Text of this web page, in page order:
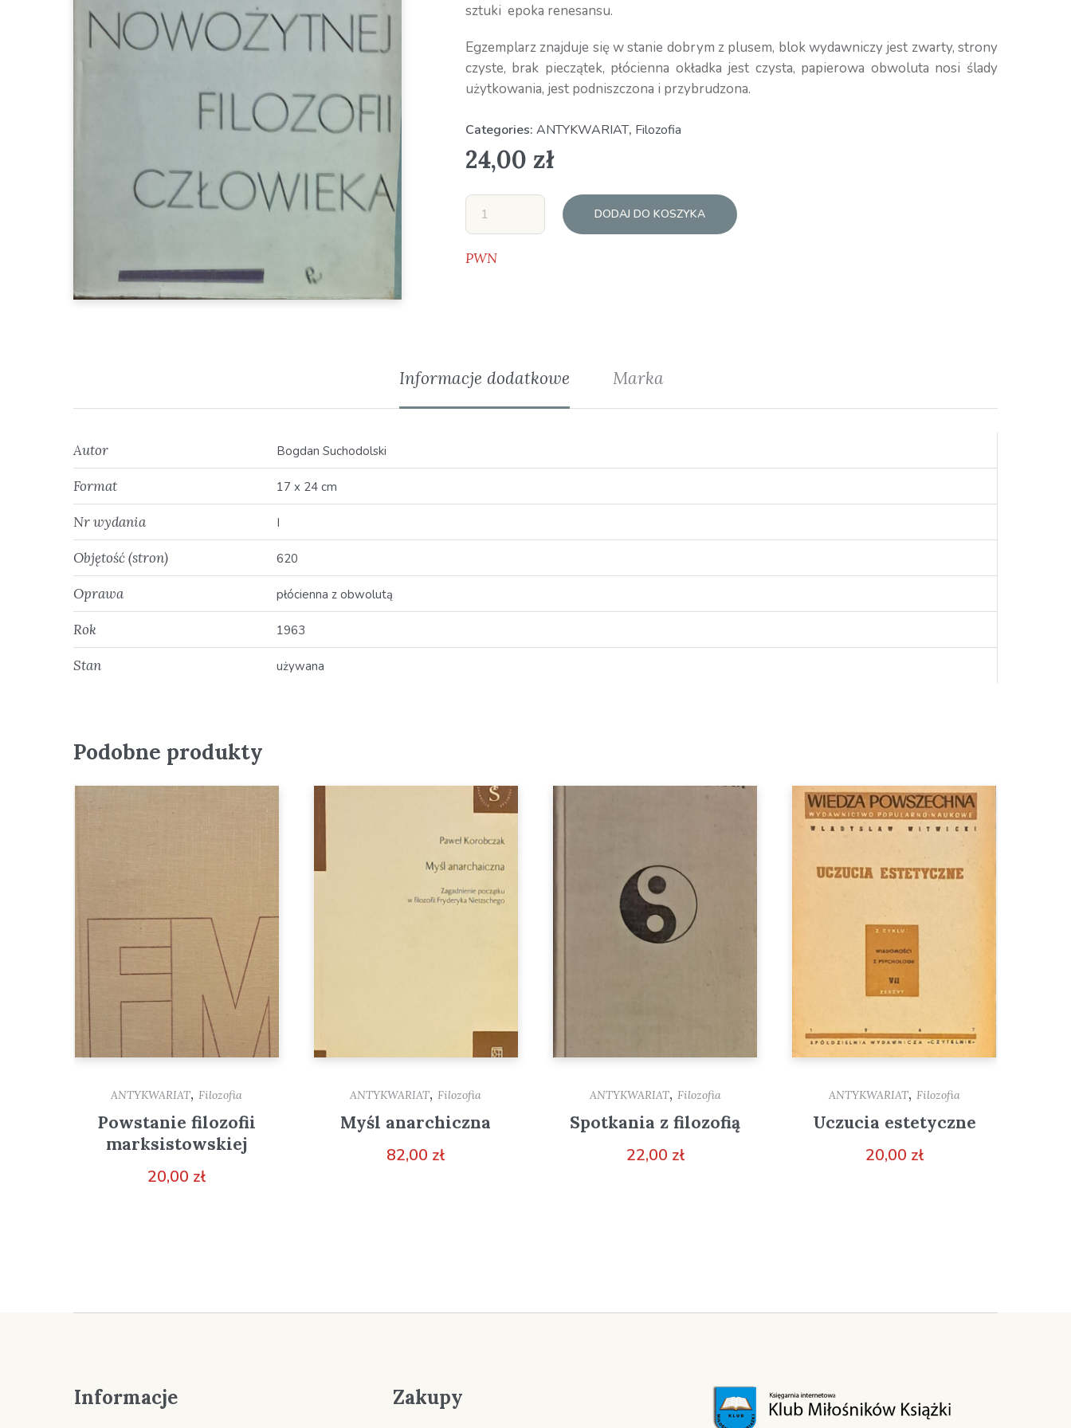
sztuki epoka renesansu.
Egzemplarz znajduje się w stanie dobrym z plusem, blok wydawniczy jest zwarty, strony
czyste, brak pieczątek, płócienna okładka jest czysta, papierowa obwoluta nosi ślady
użytkowania, jest podniszczona i przybrudzona.
Categories: ANTYKWARIAT, Filozofia
24,00 zł
DODAJ DO KOSZYKA
PWN
Informacje dodatkowe Marka
Autor Bogdan Suchodolski
Format 17 x 24 cm
Nr wydania I
Objętość (stron) 620
Oprawa płócienna z obwolutą
Rok 1963
Stan używana
Podobne produkty
ANTYKWARIAT,Filozofia
Powstanie filozofii
marksistowskiej
20,00 zł
ANTYKWARIAT,Filozofia
Myśl anarchiczna
82,00 zł
ANTYKWARIAT, Filozofia
Spotkania z filozofią
22,00 zł
ANTYKWARIAT, Filozofia
Uczucia estetyczne
20,00 zł
Informacje Zakupy